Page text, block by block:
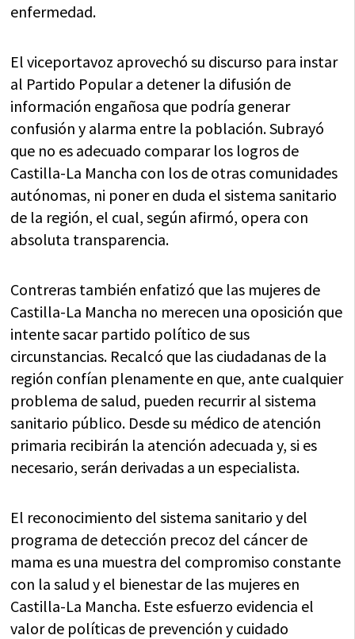
enfermedad.
El viceportavoz aprovechó su discurso para instar
al Partido Popular a detener la difusión de
información engañosa que podría generar
confusión y alarma entre la población. Subrayó
que no es adecuado comparar los logros de
Castilla-La Mancha con los de otras comunidades
autónomas, ni poner en duda el sistema sanitario
de la región, el cual, según afirmó, opera con
absoluta transparencia.
Contreras también enfatizó que las mujeres de
Castilla-La Mancha no merecen una oposición que
intente sacar partido político de sus
circunstancias. Recalcó que las ciudadanas de la
región confían plenamente en que, ante cualquier
problema de salud, pueden recurrir al sistema
sanitario público. Desde su médico de atención
primaria recibirán la atención adecuada y, si es
necesario, serán derivadas a un especialista.
El reconocimiento del sistema sanitario y del
programa de detección precoz del cáncer de
mama es una muestra del compromiso constante
con la salud y el bienestar de las mujeres en
Castilla-La Mancha. Este esfuerzo evidencia el
valor de políticas de prevención y cuidado